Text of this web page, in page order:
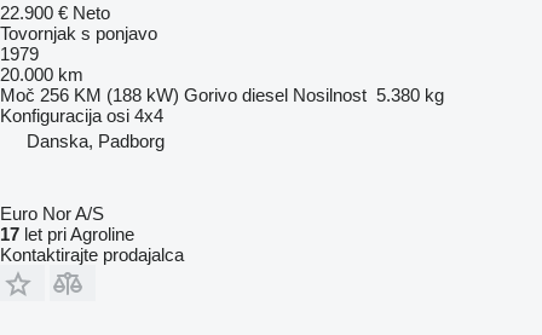
22.900 € Neto
Tovornjak s ponjavo
1979
20.000 km
Moč 256 KM (188 kW) Gorivo diesel Nosilnost 5.380 kg
Konfiguracija osi 4x4
Danska, Padborg
Euro Nor A/S
17 let pri Agroline
Kontaktirajte prodajalca